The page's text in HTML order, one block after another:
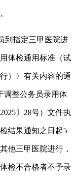
到指定三甲医院进
体检通用标准（试
）〉有关内容的通
调整公务员录用体
〕28号）文件执
结果通知之日起5
他三甲医院进行，
检不合格者不予录